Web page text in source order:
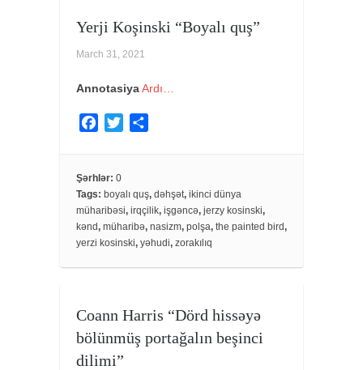
Yerji Koşinski “Boyalı quş”
March 31, 2021
AnnotasiyaArdı…
e
b
o
o
t
e
r
e
Şərhlər: 0
Tags: boyalı quş, dəhşət, ikinci dünya
müharibəsi, irqçilik, işgəncə, jerzy kosinski,
kənd, müharibə, nasizm, polşa, the painted bird,
yerzi kosinski, yəhudi, zorakılıq
Coann Harris “Dörd hissəyə
bölünmüş portağalın beşinci
dilimi”